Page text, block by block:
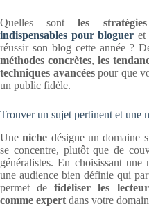
Quelles sontles
indispensables pour bloguer et
réussir son blog cette année ?
méthodes concrètes,les
techniques avancéespour que
un public fidèle.
Trouver un sujet pertinent et une
Uneniche désigne un domaine
se concentre, plutôt que de
généralistes. En choisissant une
une audience bien définie qui
permet defidéliser les
comme expert dans votre